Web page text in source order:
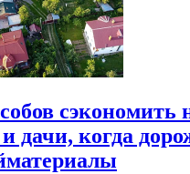
сэкономить
дачи, когда